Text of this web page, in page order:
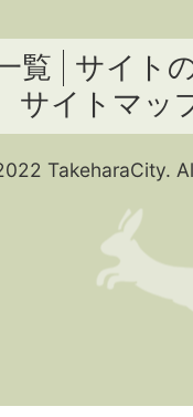
覧
サイト
サイトマッ
TakeharaCity.